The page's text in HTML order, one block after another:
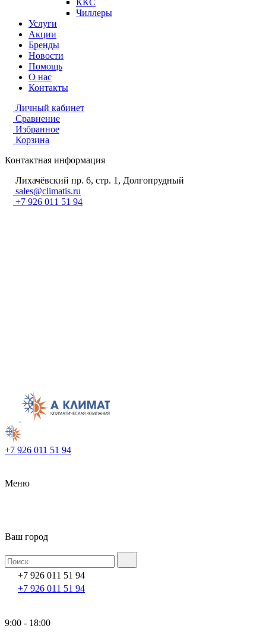
ККС
Чиллеры
Услуги
Акции
Бренды
Новости
Помощь
О нас
Контакты
Личный кабинет
Сравнение
Избранное
Корзина
Контактная информация
Лихачёвский пр. 6, стр. 1, Долгопрудный
sales@climatis.ru
+7 926 011 51 94
+7 926 011 51 94
Меню
Ваш город
+7 926 011 51 94
+7 926 011 51 94
9:00 - 18:00